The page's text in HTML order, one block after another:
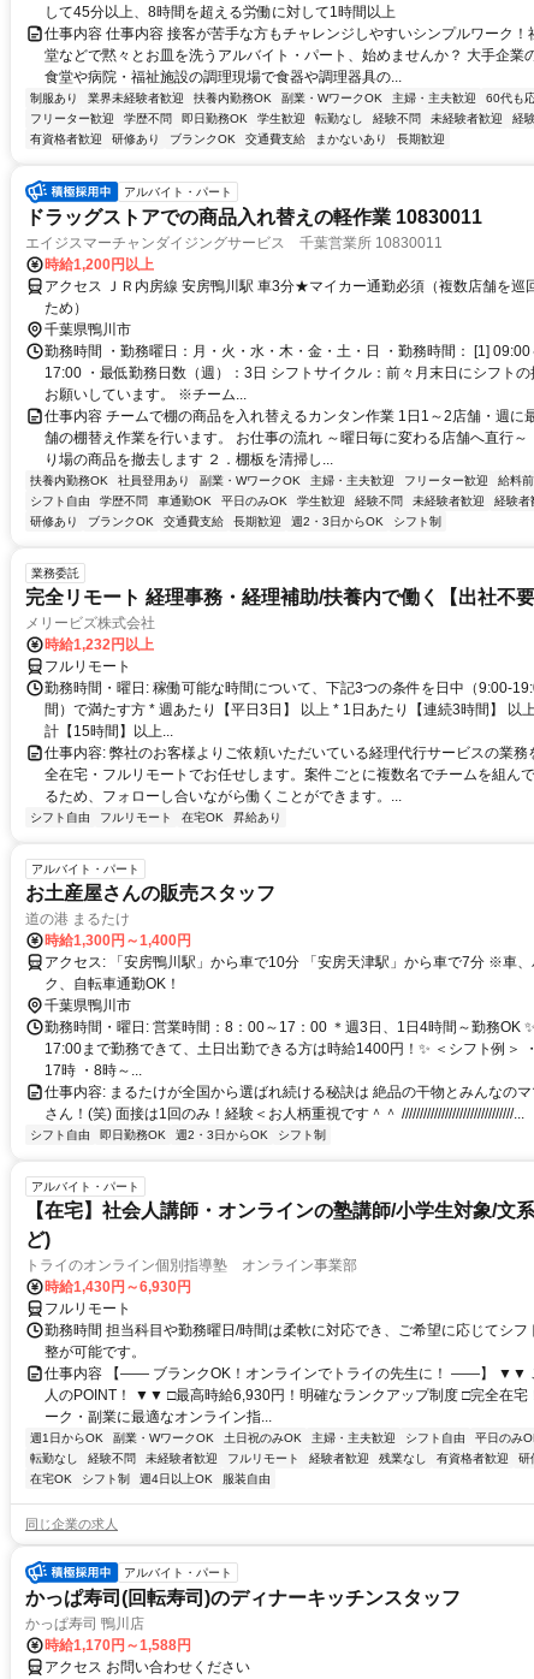
して45分以上、8時間を超える労働に対して1時間以上
仕事内容 仕事内容 接客が苦手な方もチャレンジしやすいシンプルワーク！
堂などで黙々とお皿を洗うアルバイト・パート、始めませんか？ 大手企業
食堂や病院・福祉施設の調理現場で食器や調理器具の...
制服あり 業界未経験者歓迎 扶養内勤務OK 副業・WワークOK 主婦・主夫歓迎
60代も
フリーター歓迎
学歴不問 即日勤務OK 学生歓迎 転勤なし 経験不問 未経験者歓迎
経
有資格者歓迎
研修あり ブランクOK 交通費支給 まかないあり 長期歓迎
アルバイト・パート
ドラッグストアでの商品入れ替えの軽作業 10830011
エイジスマーチャンダイジングサービス 千葉営業所 10830011
時給1,200円以上
アクセス ＪＲ内房線 安房鴨川駅 車3分★マイカー通勤必須（複数店舗を巡
ため）
千葉県鴨川市
勤務時間 ・勤務曜日：月・火・水・木・金・土・日 ・勤務時間： [1] 09:00
17:00 ・最低勤務日数（週）：3日 シフトサイクル：前々月末日にシフトの
お願いしています。 ※チーム...
仕事内容 チームで棚の商品を入れ替えるカンタン作業 1日1～2店舗・週に
舗の棚替え作業を行います。 お仕事の流れ ～曜日毎に変わる店舗へ直行～
り場の商品を撤去します ２．棚板を清掃し...
扶養内勤務OK 社員登用あり 副業・WワークOK 主婦・主夫歓迎 フリーター歓迎
給料
シフト自由
学歴不問 車通勤OK 平日のみOK 学生歓迎 経験不問 未経験者歓迎
経験者
研修あり
ブランクOK 交通費支給 長期歓迎 週2・3日からOK シフト制
業務委託
完全リモート 経理事務・経理補助/扶養内で働く【出社不要
メリービズ株式会社
時給1,232円以上
フルリモート
勤務時間・曜日: 稼働可能な時間について、下記3つの条件を日中（9:00-
間）で満たす方 * 週あたり【平日3日】 以上 * 1日あたり【連続3時間】 以
計【15時間】以上...
仕事内容: 弊社のお客様よりご依頼いただいている経理代行サービスの業務
全在宅・フルリモートでお任せします。案件ごとに複数名でチームを組ん
るため、フォローし合いながら働くことができます。...
シフト自由 フルリモート 在宅OK 昇給あり
アルバイト・パート
お土産屋さんの販売スタッフ
道の港 まるたけ
時給1,300円～1,400円
アクセス: 「安房鴨川駅」から車で10分 「安房天津駅」から車で7分 ※車、バイ
ク、自転車通勤OK！
千葉県鴨川市
勤務時間・曜日: 営業時間：8：00～17：00 ＊週3日、1日4時間～勤務OK
17:00まで勤務できて、土日出勤できる方は時給1400円！✨ ＜シフト例＞
17時 ・8時～...
仕事内容: まるたけが全国から選ばれ続ける秘訣は 絶品の干物とみんなの
さん！(笑) 面接は1回のみ！経験＜お人柄重視です＾＾ ///////////////////////////////...
シフト自由 即日勤務OK 週2・3日からOK シフト制
アルバイト・パート
【在宅】社会人講師・オンラインの塾講師/小学生対象/文
ど)
トライのオンライン個別指導塾 オンライン事業部
時給1,430円～6,930円
フルリモート
勤務時間 担当科目や勤務曜日/時間は柔軟に対応でき、ご希望に応じてシフ
整が可能です。
仕事内容 【―― ブランクOK！オンラインでトライの先生に！ ――】 ▼▼
人のPOINT！ ▼▼ □最高時給6,930円！明確なランクアップ制度 □完全在宅
ーク・副業に最適なオンライン指...
週1日からOK 副業・WワークOK 土日祝のみOK 主婦・主夫歓迎 シフト自由
平日のみ
転勤なし
経験不問 未経験者歓迎 フルリモート 経験者歓迎 残業なし 有資格者歓迎
研
在宅OK
シフト制 週4日以上OK 服装自由
同じ企業の求人
アルバイト・パート
かっぱ寿司(回転寿司)のディナーキッチンスタッフ
かっぱ寿司 鴨川店
時給1,170円～1,588円
アクセス お問い合わせください